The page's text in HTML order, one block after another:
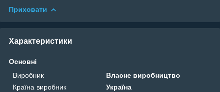
Приховати
Характеристики
Основні
Виробник
Власне виробництво
Країна виробник
Україна